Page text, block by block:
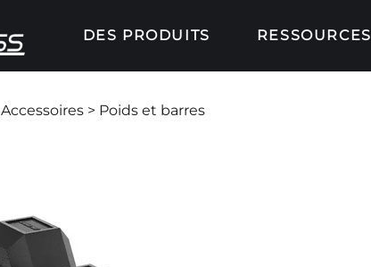
DES PRODUITS RESSOURCES
Accessoires > Poids et barres